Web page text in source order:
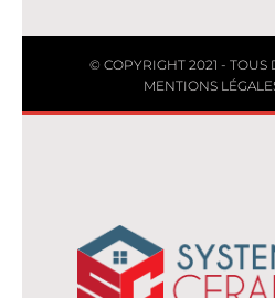
© COPYRIGHT 2021 - TOUS
MENTIONS